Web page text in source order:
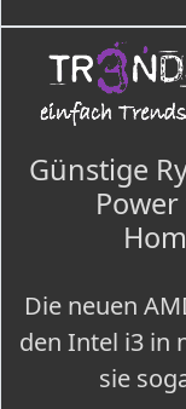
Günstige
Die neuen
den Intel i3 in
sie